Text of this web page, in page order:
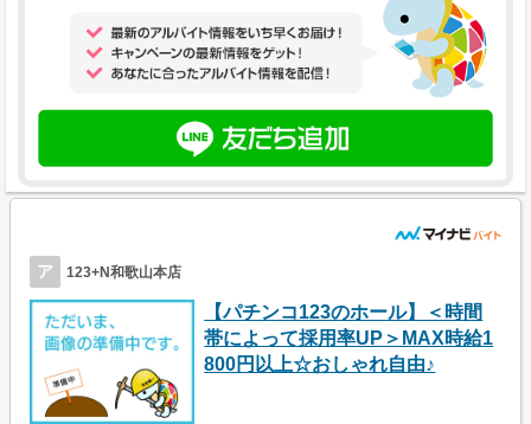
ア 123+N和歌山本店
【パチンコ123のホール】＜時間
帯によって採用率UP＞MAX時給1
800円以上☆おしゃれ自由♪